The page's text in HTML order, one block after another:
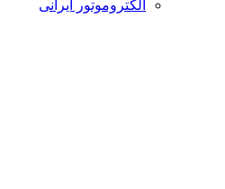
الکتروموتور ایرانی